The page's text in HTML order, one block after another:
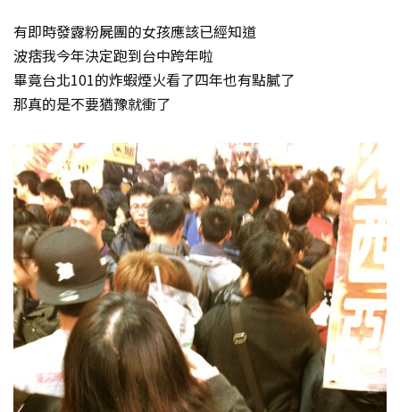
有即時發露粉屍團的女孩應該已經知道
波痞我今年決定跑到台中跨年啦
畢竟台北101的炸蝦煙火看了四年也有點膩了
那真的是不要猶豫就衝了